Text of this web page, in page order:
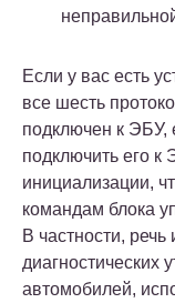
Если у вас есть
все шесть
подключен к
подключить его
инициализации,
командам блока
В частности, речь
диагностических
автомобилей,